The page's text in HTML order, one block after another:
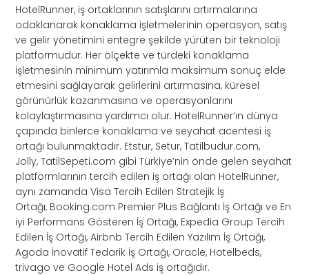
HotelRunner, iş ortaklarının satışlarını artırmalarına
odaklanarak konaklama işletmelerinin operasyon, satış
ve gelir yönetimini entegre şekilde yürüten bir teknoloji
platformudur. Her ölçekte ve türdeki konaklama
işletmesinin minimum yatırımla maksimum sonuç elde
etmesini sağlayarak gelirlerini artırmasına, küresel
görünürlük kazanmasına ve operasyonlarını
kolaylaştırmasına yardımcı olur. HotelRunner’ın dünya
çapında binlerce konaklama ve seyahat acentesi iş
ortağı bulunmaktadır. Etstur, Setur, Tatilbudur.com,
Jolly, TatilSepeti.com gibi Türkiye’nin önde gelen seyahat
platformlarının tercih edilen iş ortağı olan HotelRunner,
aynı zamanda Visa Tercih Edilen Stratejik İş
Ortağı, Booking.com Premier Plus Bağlantı İş Ortağı ve En
iyi Performans Gösteren İş Ortağı, Expedia Group Tercih
Edilen İş Ortağı, Airbnb Tercih Edilen Yazılım İş Ortağı,
Agoda İnovatif Tedarik İş Ortağı, Oracle, Hotelbeds,
trivago ve Google Hotel Ads iş ortağıdır.